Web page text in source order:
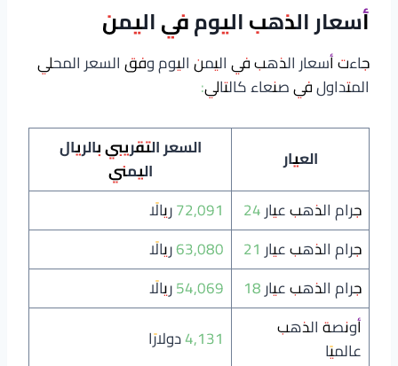
أسعار الذهب اليوم في اليمن
جاءت أسعار الذهب في اليمن اليوم وفق السعر المحلي
المتداول في صنعاء كالتالي:
العيار
السعر التقريبي بالريال
اليمني
جرام الذهب عيار 24
72,091 ريالًا
جرام الذهب عيار 21
63,080 ريالًا
جرام الذهب عيار 18
54,069 ريالًا
أونصة الذهب
عالميًا
4,131 دولارًا